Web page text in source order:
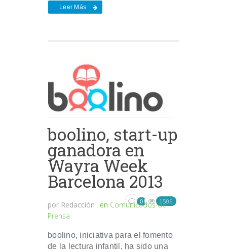
Leer Más
boolino, start-up
ganadora en
Wayra Week
Barcelona 2013
por Redacción en Comunicados de
Prensa
0 1506
boolino, iniciativa para el fomento
de la lectura infantil, ha sido una